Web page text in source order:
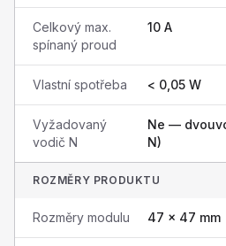
Celkový max.
spínaný proud
10 A
Vlastní spotřeba < 0,05 W
Vyžadovaný
vodič N
Ne —
N)
ROZMĚRY PRODUKTU
Rozměry modulu 47 × 47 mm